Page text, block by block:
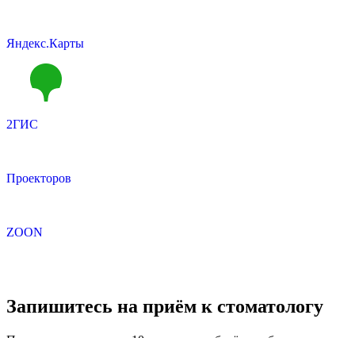
Яндекс.Карты
2ГИС
Проекторов
ZOON
Запишитесь на приём к стоматологу